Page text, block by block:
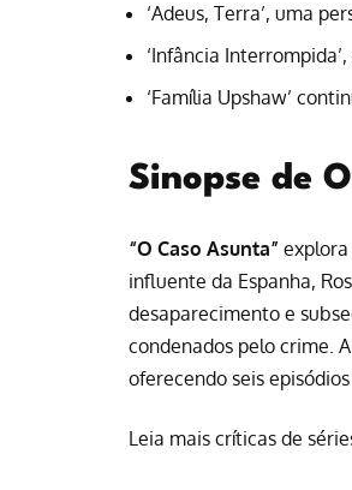
‘Adeus, Terra’, uma
‘Infância
‘Família Upshaw’
Sinopse de
“O Caso Asunta” explora
influente da Espanha,
desaparecimento e
condenados pelo crime.
oferecendo seis
Leia mais críticas de